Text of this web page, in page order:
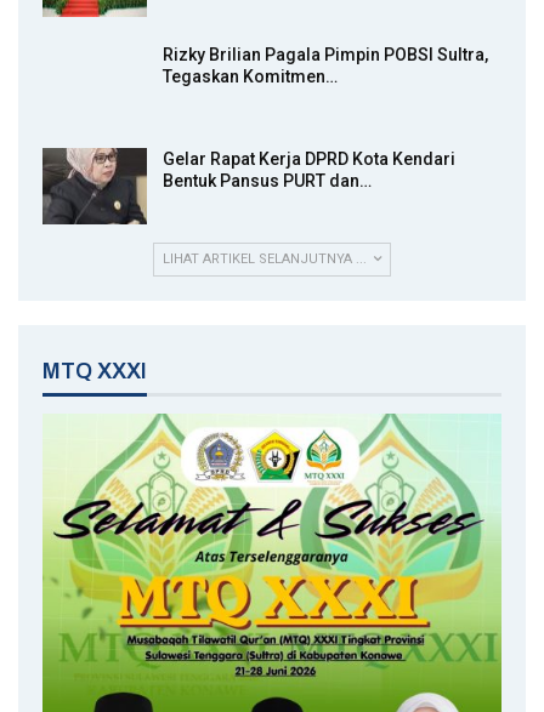
Rizky Brilian Pagala Pimpin POBSI Sultra,
Tegaskan Komitmen…
Gelar Rapat Kerja DPRD Kota Kendari
Bentuk Pansus PURT dan…
LIHAT ARTIKEL SELANJUTNYA ...
MTQ XXXI